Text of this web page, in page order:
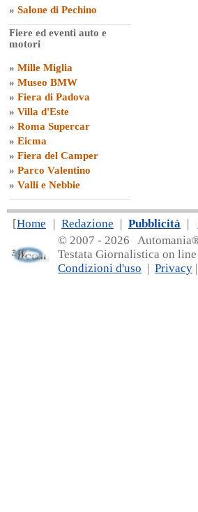
» Salone di Pechino
Fiere ed eventi auto e
motori
» Mille Miglia
» Museo BMW
» Fiera di Padova
» Villa d'Este
» Roma Supercar
» Eicma
» Fiera del Camper
» Parco Valentino
» Valli e Nebbie
[Home | Redazione | Pubblicità |
© 2007 - 2026
Testata Giornalistica on
Condizioni d'uso | Privacy